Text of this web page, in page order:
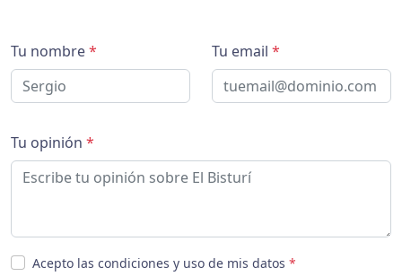
Tu nombre* Tu email *
Tu opinión *
Acepto las condiciones y uso de mis datos *